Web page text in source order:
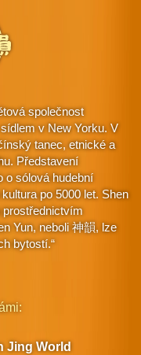
společnost
v New Yorku. V
tanec, etnické a
Představení
o sólová hudební
po 5000 let. Shen
prostřednictvím
Yun, neboli 神韻, lze
bytostí.“
Jing World